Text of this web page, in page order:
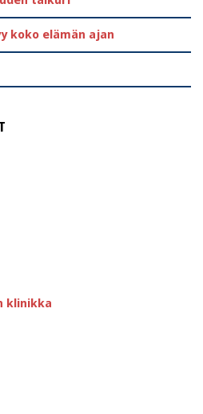
koko elämän ajan
klinikka